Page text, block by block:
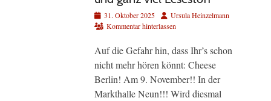
Veröffentlicht
am
31. Oktober 2025 AutorUrsula Heinzelmann
Kommentar hinterlassen
Auf die Gefahr hin, dass Ihr’s schon
nicht mehr hören könnt: Cheese
Berlin! Am 9. November!! In der
Markthalle Neun!!! Wird diesmal